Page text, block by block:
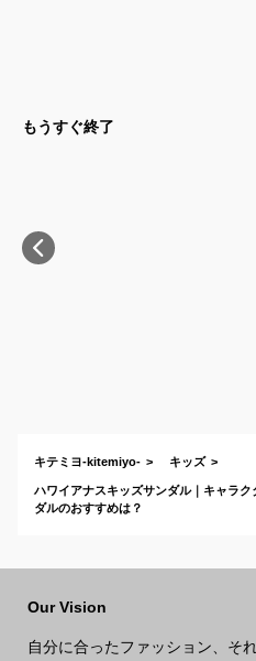
もうすぐ終了
キテミヨ-kitemiyo- キッズ
ハワイアナスキッズサンダル｜キャラ
ダルのおすすめは？
Our Vision
自分に合ったファッション、そ